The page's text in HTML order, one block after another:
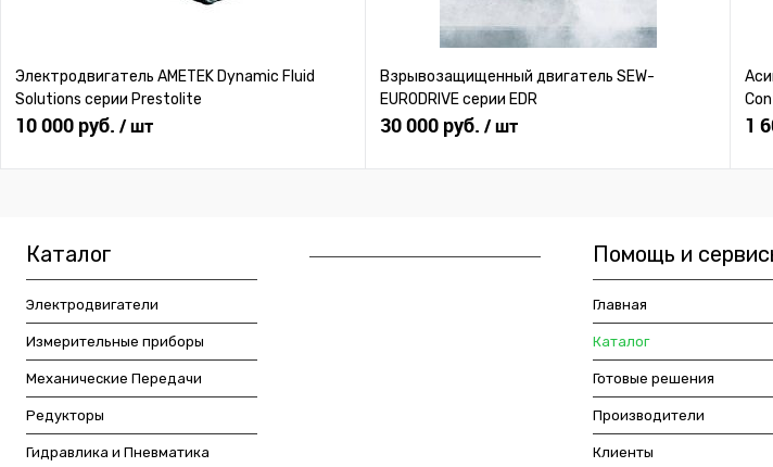
Электродвигатель AMETEK Dynamic Fluid
Solutions серии Prestolite
10 000 руб. / шт
Взрывозащищенный двигатель SEW-
EURODRIVE серии EDR
30 000 руб. / шт 1
Каталог
Электродвигатели
Измерительные приборы
Механические Передачи
Редукторы
Гидравлика и Пневматика
Помощь и
Главная
Каталог
Готовые решения
Производители
Клиенты